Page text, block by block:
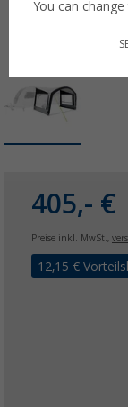
405,- €
Preise inkl. MwSt.,
12,15 €
You can